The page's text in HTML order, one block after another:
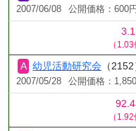
2007/06/08 公開価格：600
（1.03
幼児活動研究会 （2152
2007/05/28 公開価格：
（1.92